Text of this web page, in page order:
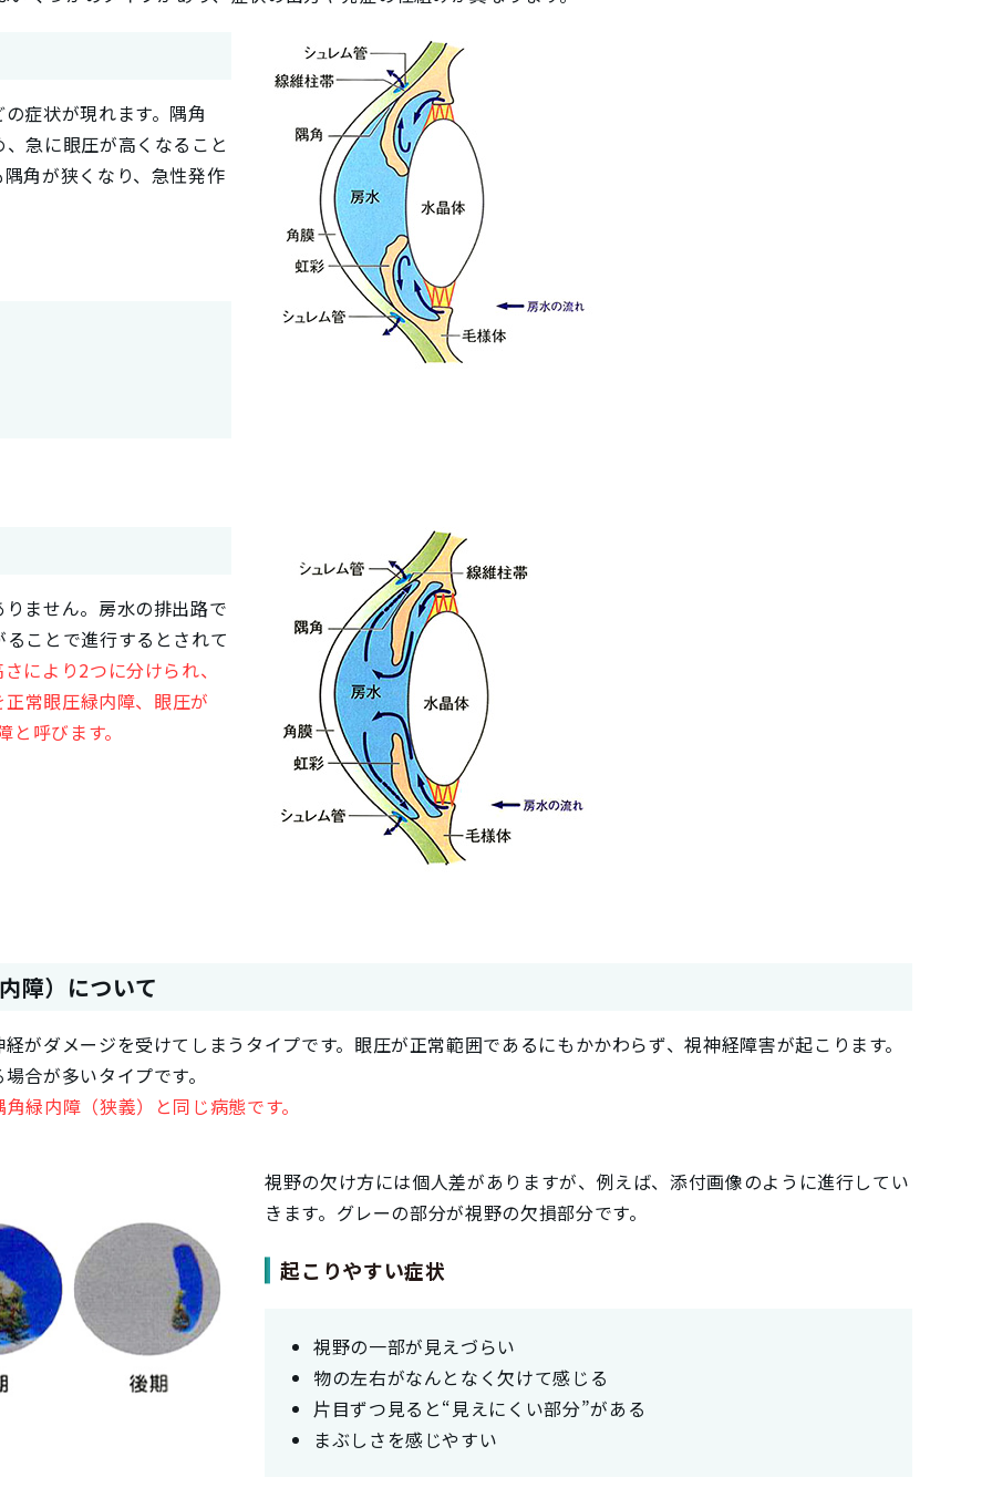
症状が現れます。隅角
急に眼圧が高くなること
角が狭くなり、急性発作
ません。房水の排出路で
ことで進行するとされて
により2つに分けられ、
常眼圧緑内障、眼圧が
呼びます。
障）について
がダメージを受けてしまうタイプです。眼圧が正常範囲であるにもかかわらず、視神経障害が起こります。
合が多いタイプです。
緑内障（狭義）と同じ病態です。
視野の欠け方には個人差がありますが、例えば、添付画像のように進行してい
きます。グレーの部分が視野の欠損部分です。
起こりやすい症状
視野の一部が見えづらい
物の左右がなんとなく欠けて感じる
片目ずつ見ると“見えにくい部分”がある
まぶしさを感じやすい